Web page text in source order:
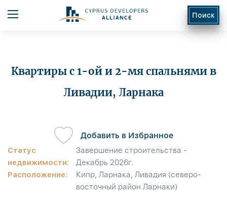
Поиск
Квартиры с 1-ой и 2-мя спальнями в
Ливадии, Ларнака
Статус
недвижимости:
Завершение строительства -
Декабрь 2026г.
Расположение:
Кипр, Ларнака, Ливадия (северо-
восточный район Ларнаки)
Добавить в Избранное